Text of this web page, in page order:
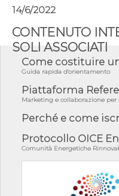
14/6/2022
CONTENUTO
SOLI ASSOCIATI
Come costituire
Guida rapida d'orientamento
Piattaforma
Marketing e collaborazione per
Perché e come
Protocollo OICE
Comunità Energetiche